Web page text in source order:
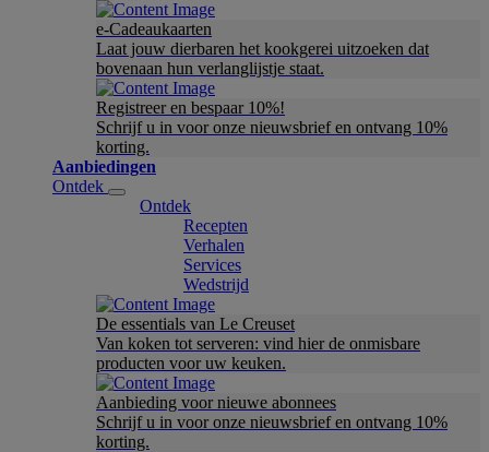
e-Cadeaukaarten
Laat jouw dierbaren het kookgerei uitzoeken dat
bovenaan hun verlanglijstje staat.
Registreer en bespaar 10%!
Schrijf u in voor onze nieuwsbrief en ontvang 10%
korting.
Aanbiedingen
Ontdek
Ontdek
Recepten
Verhalen
Services
Wedstrijd
De essentials van Le Creuset
Van koken tot serveren: vind hier de onmisbare
producten voor uw keuken.
Aanbieding voor nieuwe abonnees
Schrijf u in voor onze nieuwsbrief en ontvang 10%
korting.